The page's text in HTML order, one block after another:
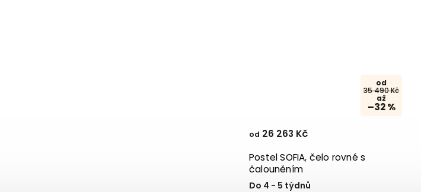
od
35 490 Kč
až
–32 %
Postel SOFIA, čelo rovné s
čalouněním
Do 4 - 5 týdnů
od 26 263 Kč